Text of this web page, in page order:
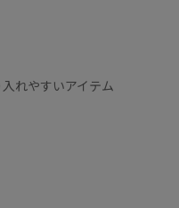
れやすいアイテム